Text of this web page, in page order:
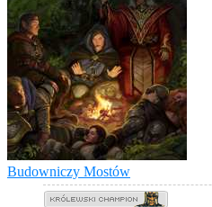
Budowniczy Mostów